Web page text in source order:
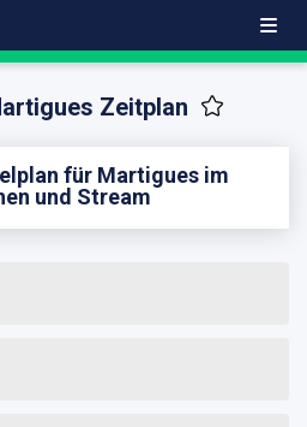
Zeitplan
für Martigues im
und Stream